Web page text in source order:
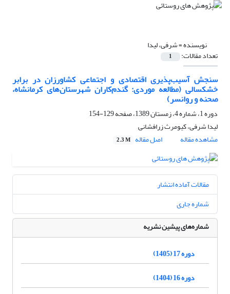
نویسنده =شرفی، لیدا
تعداد مقالات: 1
سنجش آسیب‌پذیری اقتصادی و اجتماعی کشاورزان در برابر
خشکسالی (مطالعه موردی: گندم‌کاران شهرستان‌های کرمانشاه،
صحنه و روانسر)
دوره 1، شماره 4، زمستان 1389، صفحه
129-154
لیدا شرفی، کیومرث زرافشانی
مشاهده مقاله
اصل مقاله 2.3 M
مقالات آماده انتشار
شماره جاری
شماره‌های پیشین نشریه
دوره 17 (1405)
دوره 16 (1404)